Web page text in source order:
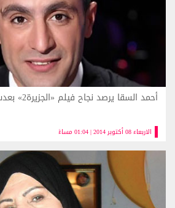
الاربعاء 08 أكتوبر 2014 | 01:04 مساءً
أحمد السقا يرصد نجاح فيلم «الجزيرة2» بعدسة كاميرته.. شاهد